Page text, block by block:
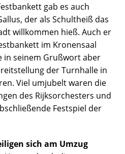
gab es auch
der als Schultheiß das
willkommen hieß. Auch er
im Kronensaal
in seinem Grußwort aber
der Turnhalle in
Viel umjubelt waren die
des Rijksorchesters und
Festspiel der
sich am Umzug